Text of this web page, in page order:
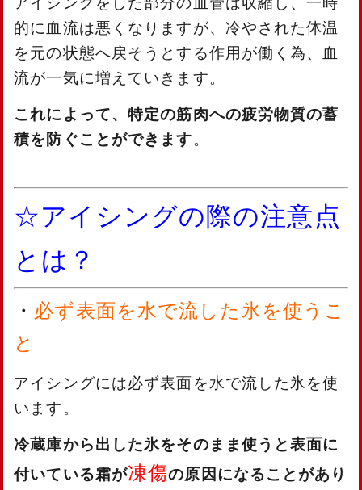
的に血流は悪くなりますが、冷やされた体温
を元の状態へ戻そうとする作用が働く為、血
流が一気に増えていきます。
これによって、特定の筋肉への疲労物質の蓄
積を防ぐことができます。
☆アイシングの際の注意点
とは？
・ 必ず表面を水で流した氷を使うこ
と
アイシングには必ず表面を水で流した氷を使
います。
冷蔵庫から出した氷をそのまま使うと表面に
付いている霜が凍傷の原因になることがあり